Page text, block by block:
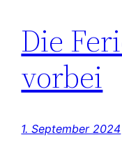
Die
vorbei
1. September 2024